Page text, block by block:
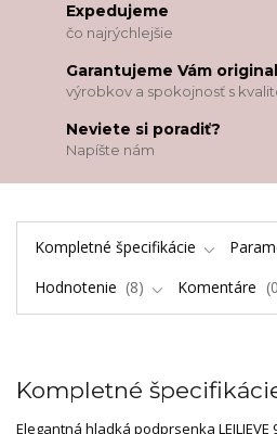
Expedujeme
čo najrýchlejšie
Garantujeme Vám
výrobkov a spokojnosť s
Neviete si poradiť?
Napíšte nám
Kompletné špecifikácie
Hodnotenie
8 Komentáre 0
Kompletné
Elegantná hladká podprsenka